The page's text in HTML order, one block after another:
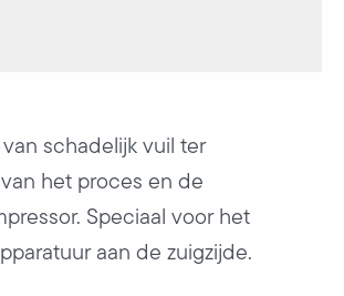
schadelijk vuil ter
het proces en de
Speciaal voor het
aan de zuigzijde.